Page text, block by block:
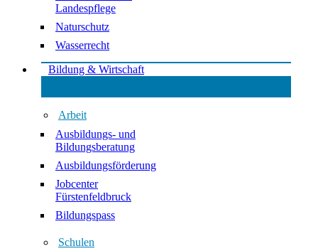
Landespflege
Naturschutz
Wasserrecht
Bildung & Wirtschaft
Arbeit
Ausbildungs- und
Bildungsberatung
Ausbildungsförderung
Jobcenter
Fürstenfeldbruck
Bildungspass
Schulen